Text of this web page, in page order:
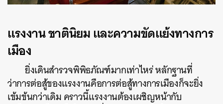
แรงงาน ชาตินิยม และความขัดแย้งทางการ
เมือง
ยิ่งเดินสำรวจพิพิธภัณฑ์มากเท่าไหร่ หลักฐานที่
ว่าการต่อสู้ของแรงงานคือการต่อสู้ทางการเมืองก็จะยิ่ง
เข้มข้นกว่าเดิม คราวนี้แรงงานต้องเผชิญหน้ากับ